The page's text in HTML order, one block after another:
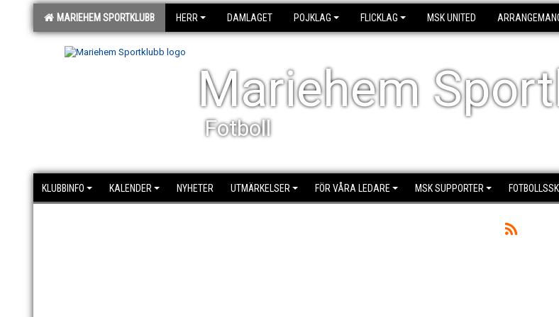
MARIEHEM SPORTKLUBB HERR DAMLAGET POJKLAG FLICKLAG MSK UNITED
Mariehem
Fotboll
KLUBBINFO KALENDER NYHETER UTMÄRKELSER FÖR VÅRA LEDARE MSK SUPPORTER